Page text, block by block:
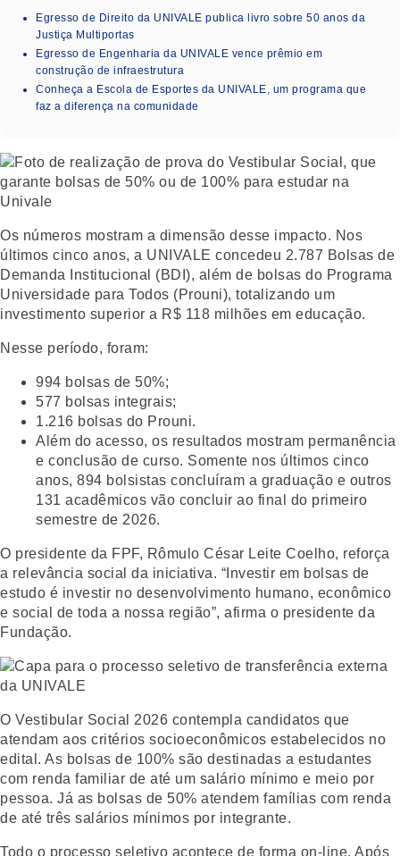
Egresso de Direito da UNIVALE publica livro sobre 50 anos da
Justiça Multiportas
Egresso de Engenharia da UNIVALE vence prêmio em
construção de infraestrutura
Conheça a Escola de Esportes da UNIVALE, um programa que
faz a diferença na comunidade
Os números mostram a dimensão desse impacto. Nos
últimos cinco anos, a UNIVALE concedeu 2.787 Bolsas de
Demanda Institucional (BDI), além de bolsas do Programa
Universidade para Todos (Prouni), totalizando um
investimento superior a R$ 118 milhões em educação.
Nesse período, foram:
994 bolsas de 50%;
577 bolsas integrais;
1.216 bolsas do Prouni.
Além do acesso, os resultados mostram permanência
e conclusão de curso. Somente nos últimos cinco
anos, 894 bolsistas concluíram a graduação e outros
131 acadêmicos vão concluir ao final do primeiro
semestre de 2026.
O presidente da FPF, Rômulo César Leite Coelho, reforça
a relevância social da iniciativa. “Investir em bolsas de
estudo é investir no desenvolvimento humano, econômico
e social de toda a nossa região”, afirma o presidente da
Fundação.
O Vestibular Social 2026 contempla candidatos que
atendam aos critérios socioeconômicos estabelecidos no
edital. As bolsas de 100% são destinadas a estudantes
com renda familiar de até um salário mínimo e meio por
pessoa. Já as bolsas de 50% atendem famílias com renda
de até três salários mínimos por integrante.
Todo o processo seletivo acontece de forma on-line. Após